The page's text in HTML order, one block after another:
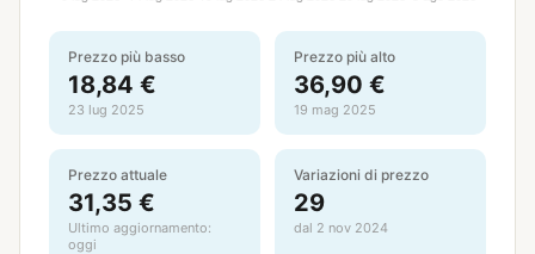
Prezzo più basso
18,84 €
23 lug 2025
Prezzo più alto
36,90 €
19 mag 2025
Prezzo attuale
31,35 €
Ultimo aggiornamento:
oggi
Variazioni di prezzo
29
dal 2 nov 2024